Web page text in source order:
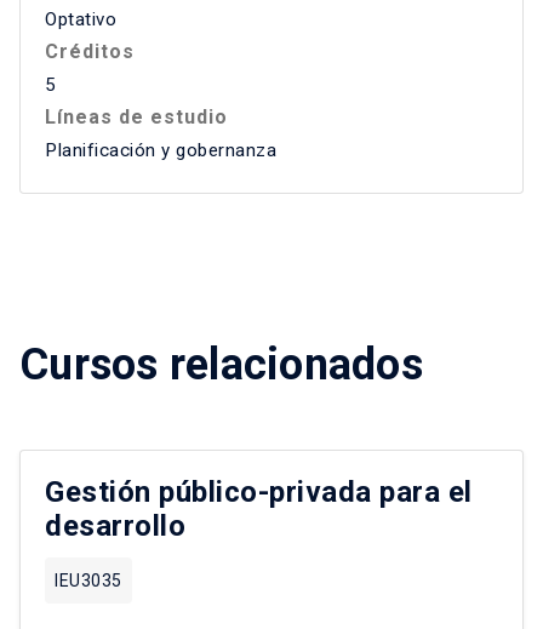
Optativo
Créditos
5
Líneas de estudio
Planificación y gobernanza
Cursos relacionados
Gestión público-privada para el
desarrollo
IEU3035